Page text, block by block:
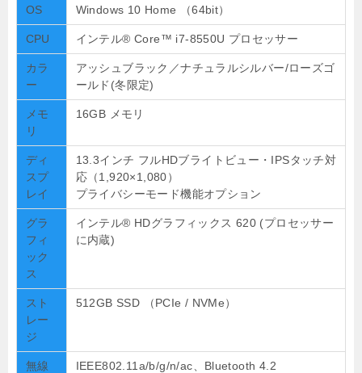
OS Windows 10 Home （64bit）
CPU インテル® Core™ i7-8550U プロセッサー
カラ
ー
アッシュブラック／ナチュラルシルバー/ローズゴ
ールド(冬限定)
メモ
リ
16GB メモリ
ディ
スプ
レイ
13.3インチ フルHDブライトビュー・IPSタッチ対
応（1,920×1,080）
プライバシーモード機能オプション
グラ
フィ
ック
ス
インテル® HDグラフィックス 620 (プロセッサー
に内蔵)
スト
レー
ジ
512GB SSD （PCIe / NVMe）
無線
IEEE802.11a/b/g/n/ac、Bluetooth 4.2